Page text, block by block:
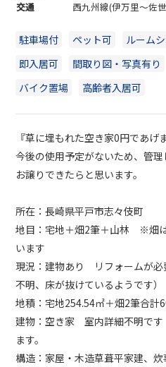
交通
西九州線(伊万里～
駐車場付 ペット可 ルーム
即入居可
間取り図・写真有り
バイク置場
高齢者入居可
『草に埋もれた空き家0円であげ
今後の使用予定がないため、管
お譲りできたらと思います。
所在：長崎県平戸市志々伎町
地目：宅地＋畑2筆＋山林 ※畑
います
現況：建物あり リフォームが必
不明、床が抜けているようです）
地積：宅地254.54㎡＋畑2筆合計
建物：空き家 室内詳細不明で
ます。
構造：家屋・木造草葺平家建、